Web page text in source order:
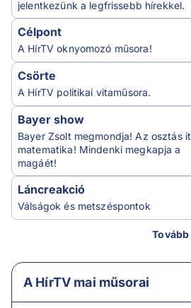
jelentkezünk a legfrissebb hírekkel.
Célpont
A HírTV oknyomozó műsora!
Csörte
A HírTV politikai vitaműsora.
Bayer show
Bayer Zsolt megmondja! Az osztás
matematika! Mindenki megkapja a
magáét!
Láncreakció
Válságok és metszéspontok
A HírTV mai műsorai